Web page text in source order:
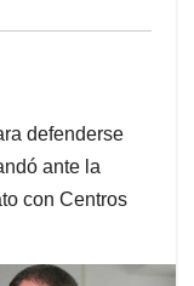
defenderse
ante la
con Centros